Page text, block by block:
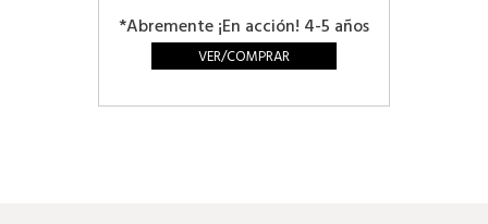
*Abremente ¡En acción! 4-5 años
VER/COMPRAR